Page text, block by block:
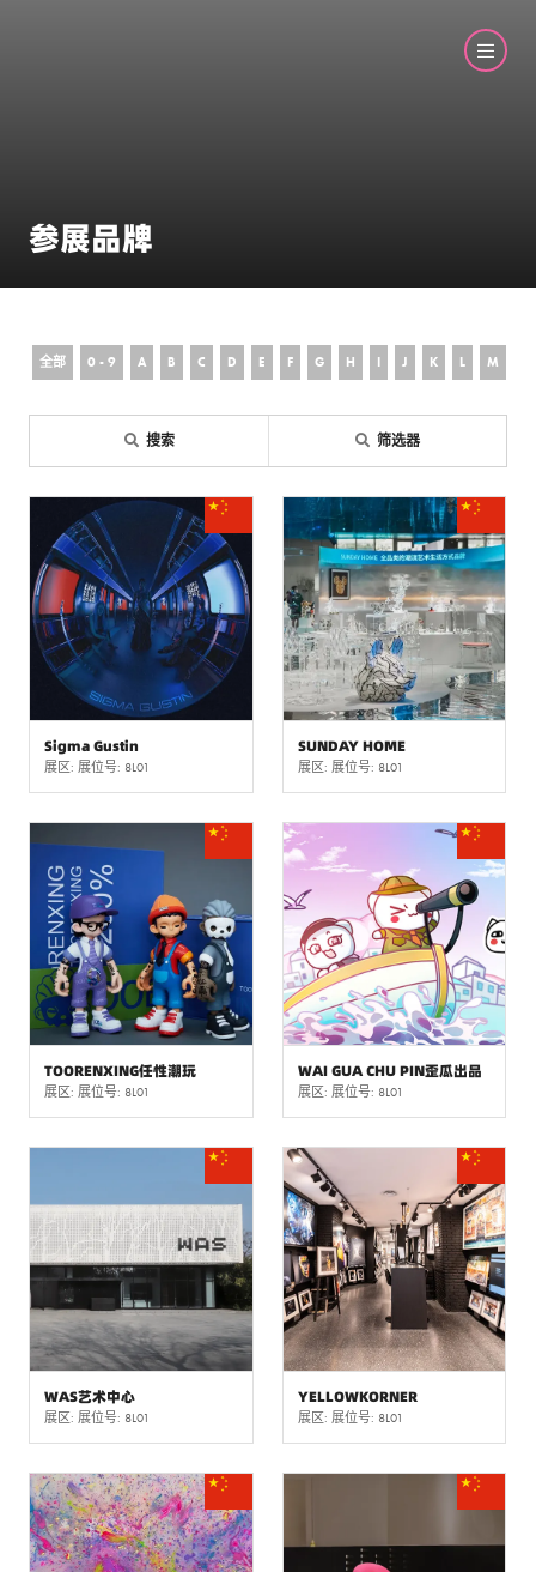
参展品牌
全部 0 - 9 A B C D E F G H I J K L M
搜索 筛选器
Sigma Gustin
展区: 展位号: 8L01
SUNDAY HOME
展区: 展位号: 8L01
TOORENXING任性潮玩
展区: 展位号: 8L01
WAI GUA CHU PIN歪瓜出品
展区: 展位号: 8L01
WAS艺术中心
展区: 展位号: 8L01
YELLOWKORNER
展区: 展位号: 8L01